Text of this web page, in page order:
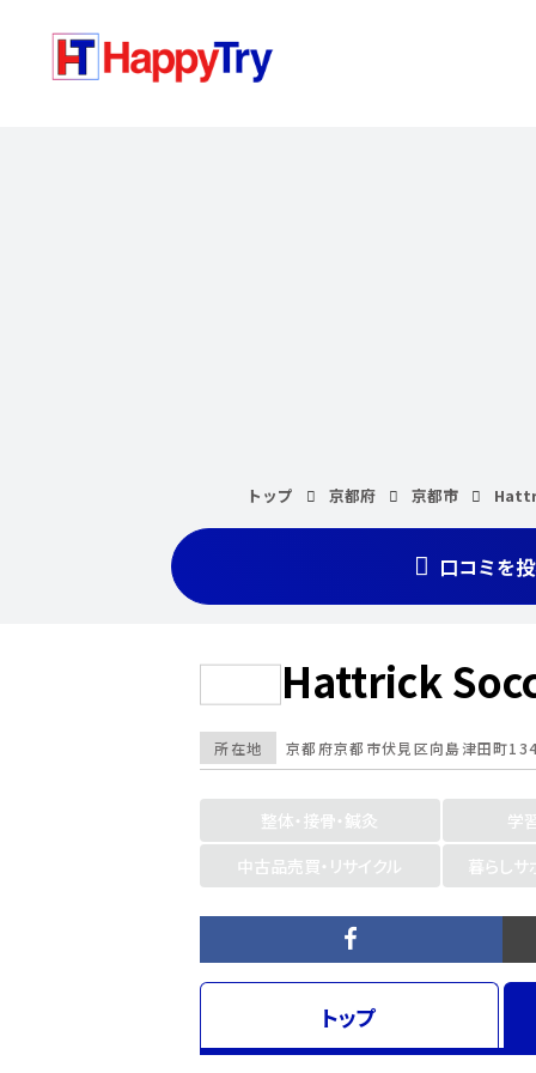
トップ 京都府 京都市
口コミを
Hattrick
所在地 京都府京都市伏見区向島津田町
整体・接骨・鍼灸
学
中古品売買・リサイクル
暮らしサ
トップ